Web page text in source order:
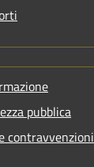
pubblica
contravvenzioni